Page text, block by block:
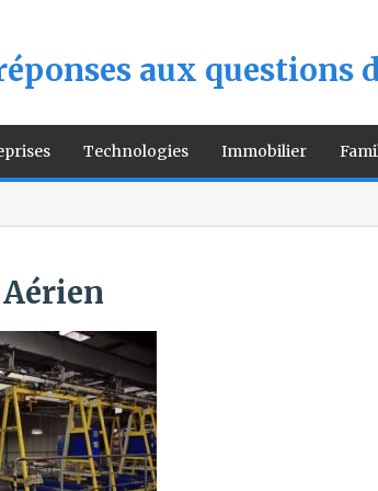
aux questions
Technologies Immobilier